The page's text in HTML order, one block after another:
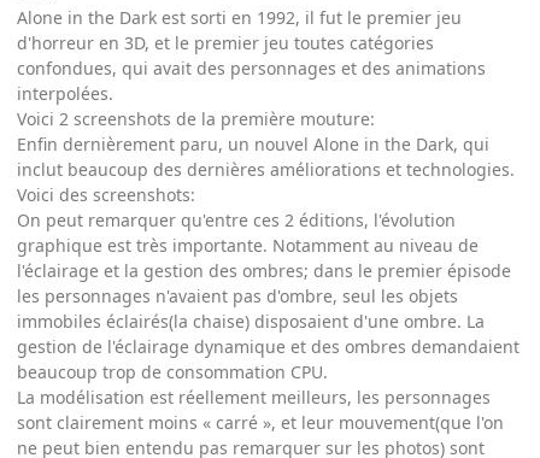
Alone in the Dark est sorti en 1992, il fut le premier jeu
d'horreur en 3D, et le premier jeu toutes catégories
confondues, qui avait des personnages et des animations
interpolées.
Voici 2 screenshots de la première mouture:
Enfin dernièrement paru, un nouvel Alone in the Dark, qui
inclut beaucoup des dernières améliorations et technologies.
Voici des screenshots:
On peut remarquer qu'entre ces 2 éditions, l'évolution
graphique est très importante. Notamment au niveau de
l'éclairage et la gestion des ombres; dans le premier épisode
les personnages n'avaient pas d'ombre, seul les objets
immobiles éclairés(la chaise) disposaient d'une ombre. La
gestion de l'éclairage dynamique et des ombres demandaient
beaucoup trop de consommation CPU.
La modélisation est réellement meilleurs, les personnages
sont clairement moins « carré », et leur mouvement(que l'on
ne peut bien entendu pas remarquer sur les photos) sont